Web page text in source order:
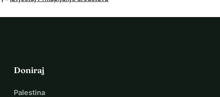
Doniraj
Palestina